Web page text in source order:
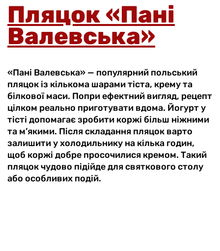
Пляцок «Пані
Валевська»
«Пані Валевська» — популярний польський
пляцок із кількома шарами тіста, крему та
білкової маси. Попри ефектний вигляд, рецепт
цілком реально приготувати вдома. Йогурт у
тісті допомагає зробити коржі більш ніжними
та м’якими. Після складання пляцок варто
залишити у холодильнику на кілька годин,
щоб коржі добре просочилися кремом. Такий
пляцок чудово підійде для святкового столу
або особливих подій.